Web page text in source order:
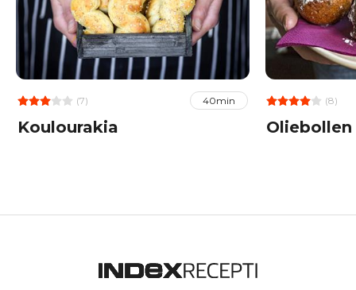
(7) 40min
Koulourakia
(8)
Oliebollen